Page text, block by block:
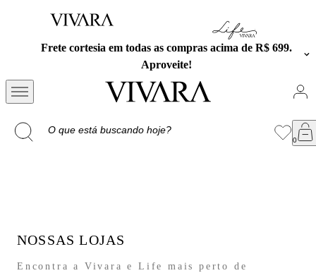
compras acima de R$ 699.
Exclusivo no APP: 15%
NOSSAS LOJAS
Encontra a Vivara e Life mais perto de